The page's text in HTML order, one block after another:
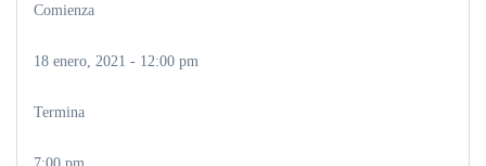
Comienza
18 enero, 2021 - 12:00 pm
Termina